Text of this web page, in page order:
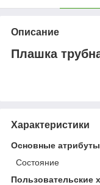
Описание
Плашка
Характеристики
Основные атрибуты
Состояние
Пользовательские